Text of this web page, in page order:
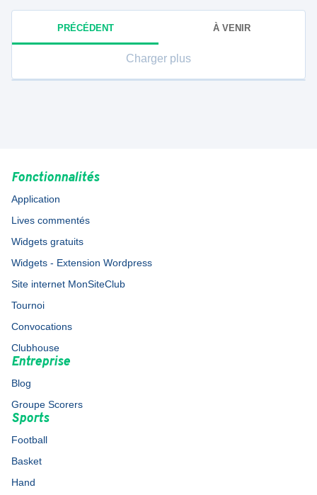
PRÉCÉDENT À VENIR
Charger plus
Fonctionnalités
Application
Lives commentés
Widgets gratuits
Widgets - Extension Wordpress
Site internet MonSiteClub
Tournoi
Convocations
Clubhouse
Entreprise
Blog
Groupe Scorers
Sports
Football
Basket
Hand